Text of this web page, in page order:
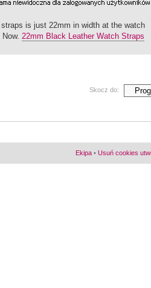
is just 22mm in width at the watch
22mm Black Leather Watch Straps
Skocz do:
Ekipa • Usuń cookies